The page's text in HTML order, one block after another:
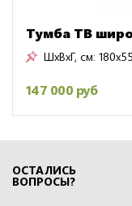
Тумба ТВ
ШxВxГ, см:
147 000 руб
ОСТАЛИСЬ
ВОПРОСЫ?